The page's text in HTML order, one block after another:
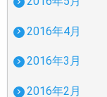
2016年4月
2016年3月
2016年2月